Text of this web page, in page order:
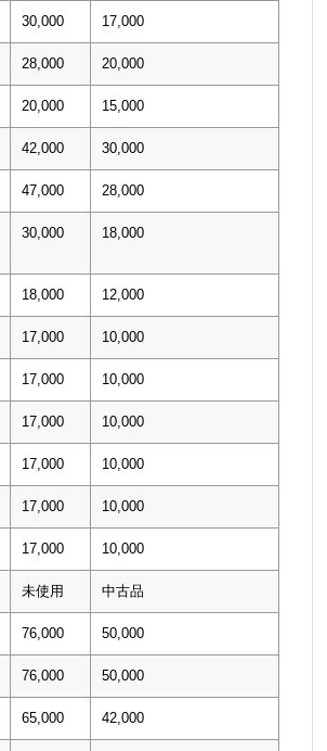
30,000 17,000
28,000 20,000
20,000 15,000
42,000 30,000
47,000 28,000
30,000 18,000
18,000 12,000
17,000 10,000
17,000 10,000
17,000 10,000
17,000 10,000
17,000 10,000
17,000 10,000
未使用 中古品
76,000 50,000
76,000 50,000
65,000 42,000